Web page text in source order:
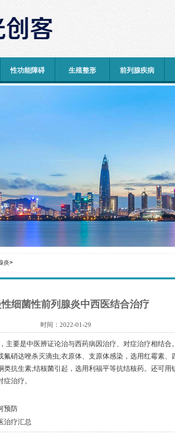
性功能障碍 生殖整形 前列腺疾病
炎>
细菌性前列腺炎中西医结合治疗
时间：2022-01-29
主要是中医辨证论治与西药病因治疗、对症治疗相结合
氟硝达唑杀灭滴虫;衣原体、支原体感染，选用红霉素、
类抗生素;结核菌引起，选用利福平等抗结核药。还可用
治疗。
预防
治疗汇总